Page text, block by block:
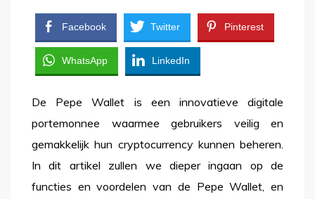
Facebook Twitter Pinterest
WhatsApp LinkedIn
De Pepe Wallet is een innovatieve digitale
portemonnee waarmee gebruikers veilig en
gemakkelijk hun cryptocurrency kunnen beheren.
In dit artikel zullen we dieper ingaan op de
functies en voordelen van de Pepe Wallet, en